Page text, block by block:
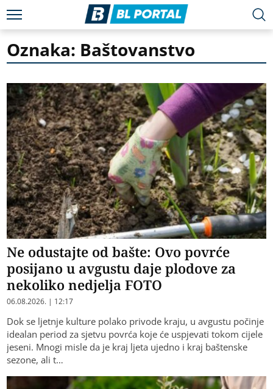
Oznaka: Baštovanstvo
Ne odustajte od bašte: Ovo povrće
posijano u avgustu daje plodove za
nekoliko nedjelja FOTO
06.08.2026. | 12:17
Dok se ljetnje kulture polako privode kraju, u avgustu počinje
idealan period za sjetvu povrća koje će uspjevati tokom cijele
jeseni. Mnogi misle da je kraj ljeta ujedno i kraj baštenske
sezone, ali t…